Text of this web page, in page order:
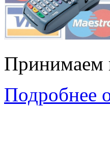
Принимаем
Подробнее